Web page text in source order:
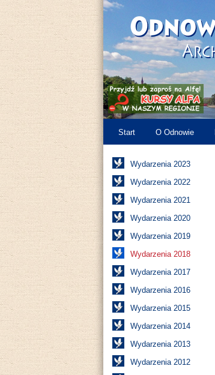
Start O Odnowie
Wydarzenia 2023
Wydarzenia 2022
Wydarzenia 2021
Wydarzenia 2020
Wydarzenia 2019
Wydarzenia 2018
Wydarzenia 2017
Wydarzenia 2016
Wydarzenia 2015
Wydarzenia 2014
Wydarzenia 2013
Wydarzenia 2012